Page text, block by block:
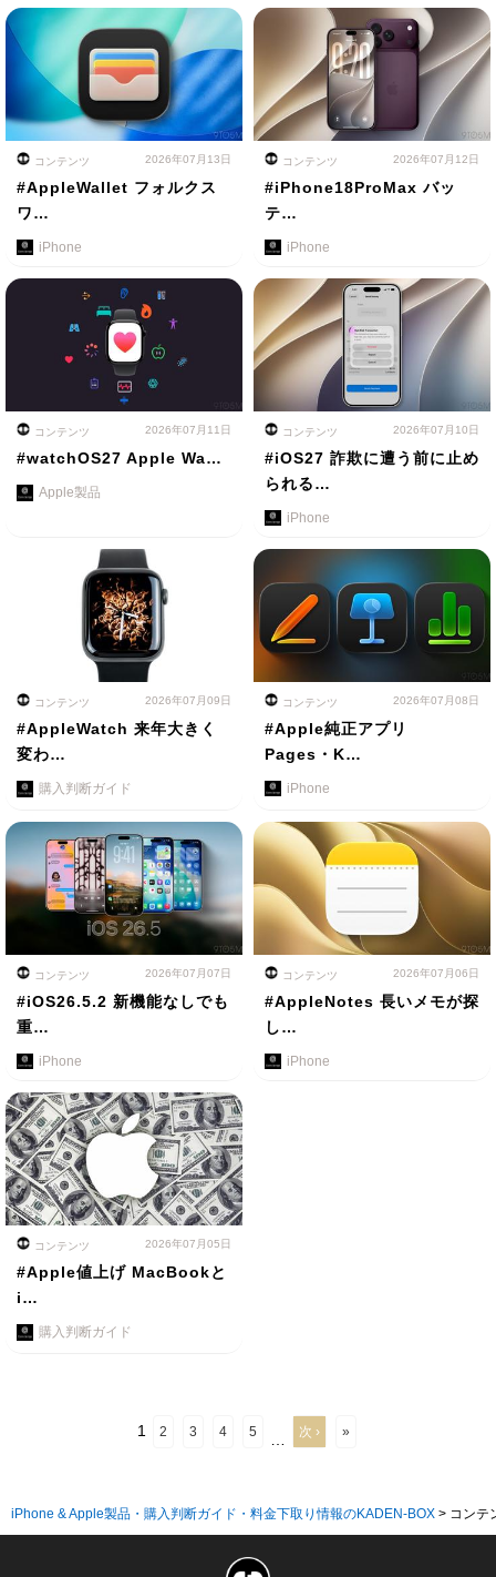
コンテンツ 2026年07月13日
#AppleWallet フォルクス
ワ…
iPhone
コンテンツ 2026年07月12日
#iPhone18ProMax バッ
テ…
iPhone
コンテンツ 2026年07月11日
#watchOS27 Apple Wa…
Apple製品
コンテンツ 2026年07月10日
#iOS27 詐欺に遭う前に止め
られる…
iPhone
コンテンツ 2026年07月09日
#AppleWatch 来年大きく
変わ…
購入判断ガイド
コンテンツ 2026年07月08日
#Apple純正アプリ
Pages・K…
iPhone
コンテンツ 2026年07月07日
#iOS26.5.2 新機能なしでも
重…
iPhone
コンテンツ 2026年07月06日
#AppleNotes 長いメモが探
し…
iPhone
コンテンツ 2026年07月05日
#Apple値上げ MacBookと
i…
購入判断ガイド
1 2 3 4 5 次 › »
iPhone & Apple製品・購入判断ガイド・料金下取り情報のKADEN-BOX > コンテ